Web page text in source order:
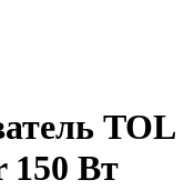
TOL
150 Вт